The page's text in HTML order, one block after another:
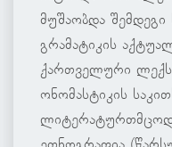
მუშაობდა
გრამატიკის
ქართველური
ონომასტიკის